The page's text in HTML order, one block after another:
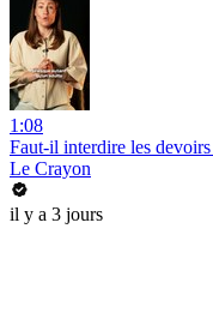
1:08
Faut-il interdire les
Le Crayon
il y a 3 jours